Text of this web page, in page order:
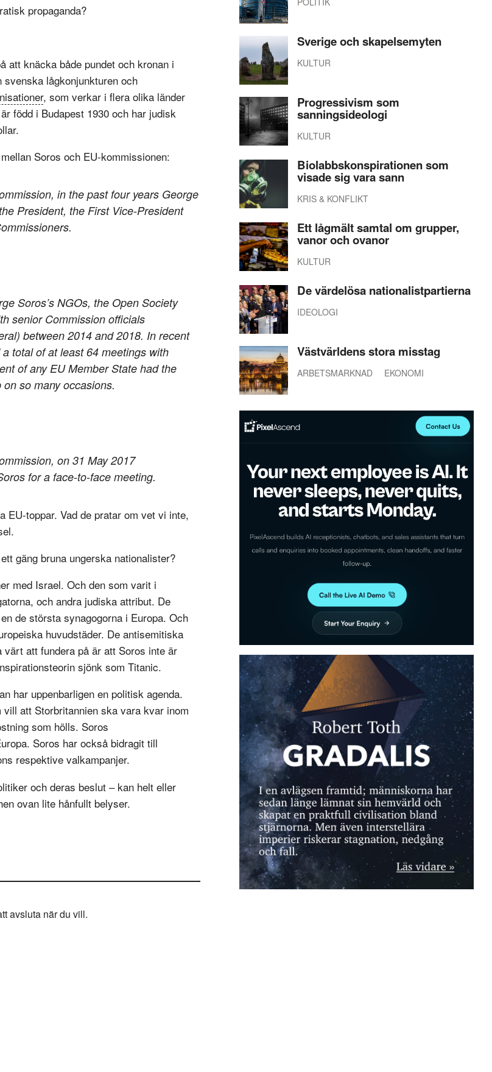
propaganda?
att knäcka både pundet och kronan i
lågkonjunkturen och
, som verkar i flera olika länder
född i Budapest 1930 och har judisk
Soros och EU-kommissionen:
in the past four years George
President, the First Vice-President
Soros’s NGOs, the Open Society
senior Commission officials
between 2014 and 2018. In recent
total of at least 64 meetings with
of any EU Member State had the
so many occasions.
on 31 May 2017
for a face-to-face meeting.
toppar. Vad de pratar om vet vi inte,
gäng bruna ungerska nationalister?
med Israel. Och den som varit i
och andra judiska attribut. De
de största synagogorna i Europa. Och
huvudstäder. De antisemitiska
att fundera på är att Soros inte är
sjönk som Titanic.
har uppenbarligen en politisk agenda.
att Storbritannien ska vara kvar inom
som hölls. Soros
Soros har också bidragit till
respektive valkampanjer.
och deras beslut – kan helt eller
ovan lite hånfullt belyser.
avsluta när du vill.
Sverige och skapelsemyten
KULTUR
Progressivism som
sanningsideologi
KULTUR
Biolabbskonspirationen som
visade sig vara sann
KRIS & KONFLIKT
Ett lågmält samtal om grupper,
vanor och ovanor
KULTUR
De värdelösa nationalistpartierna
IDEOLOGI
Västvärldens stora misstag
ARBETSMARKNAD EKONOMI